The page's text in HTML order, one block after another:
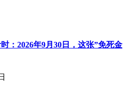
：2026年9月30日，这张”免死金